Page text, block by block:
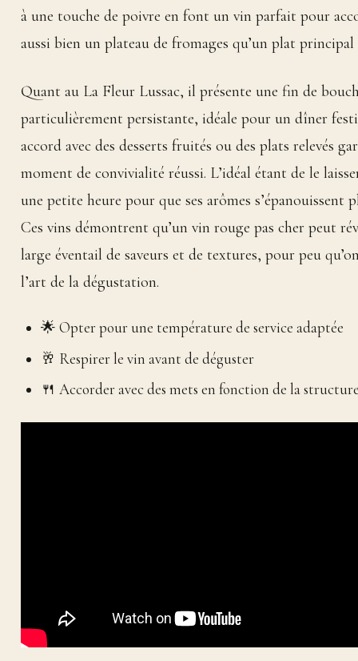
à une touche de poivre en font un vin parfait pour
aussi bien un plateau de fromages qu’un plat principal
Quant au La Fleur Lussac, il présente une fin de
particulièrement persistante, idéale pour un dîner
accord avec des desserts fruités ou des plats relevés
moment de convivialité réussi. L’idéal étant de le
une petite heure pour que ses arômes s’épanouissent
Ces vins démontrent qu’un vin rouge pas cher peut
large éventail de saveurs et de textures, pour peu
l’art de la dégustation.
🌟 Opter pour une température de service adaptée
🥂 Respirer le vin avant de déguster
🍴 Accorder avec des mets en fonction de la